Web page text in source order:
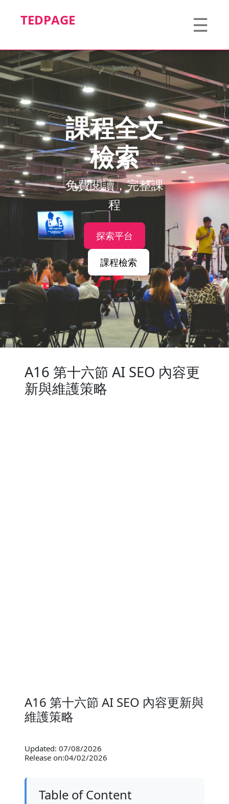
TEDPAGE ☰
課程全文
檢索
免費閱讀，完整課
程
探索平台
課程檢索
A16 第十六節 AI SEO 內容更
新與維護策略
A16 第十六節 AI SEO 內容更新與
維護策略
Updated: 07/08/2026
Release on:04/02/2026
Table of Content